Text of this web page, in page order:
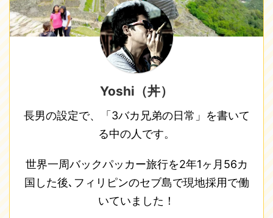
Yoshi（丼）
長男の設定で、「3バカ兄弟の日常」を書いて
る中の人です。
世界一周バックパッカー旅行を2年1ヶ月56カ
国した後､フィリピンのセブ島で現地採用で働
いていました！